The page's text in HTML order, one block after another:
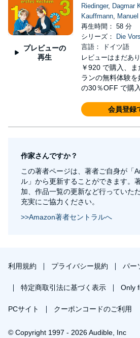
プレビューの
再生
Riedinger, Dagmar
Kauffmann,
再生時間： 58 分
シリーズ：
Die
言語： ドイツ語
レビューはまだあり
￥920 で購入、
ランの無料体験
の30％OFF で購入
会員登録
作家さんですか？
この著者ページは、著者ご自身が「
ル」から更新することができます。
加、作品一覧の更新など行っていた
充実にご協力ください。
>>Amazon著者セントラルへ
利用規約 プライバシー規約 パー
特定商取引法に基づく表示 Only
PCサイト クーポンコードのご利用
© Copyright 1997 - 2026 Audible, Inc